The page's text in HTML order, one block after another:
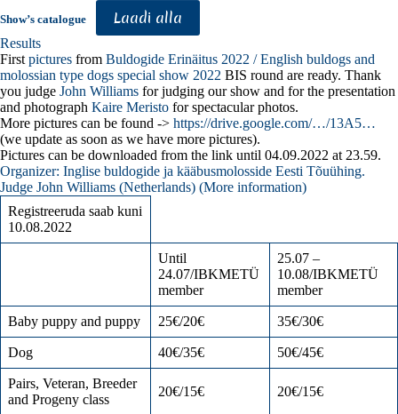
Show’s catalogue Laadi alla
Results
First pictures from Buldogide Erinäitus 2022 / English buldogs and
molossian type dogs special show 2022 BIS round are ready. Thank
you judge John Williams for judging our show and for the presentation
and photograph Kaire Meristo for spectacular photos.
More pictures can be found -> https://drive.google.com/…/13A5…
(we update as soon as we have more pictures).
Pictures can be downloaded from the link until 04.09.2022 at 23.59.
Organizer: Inglise buldogide ja kääbusmolosside Eesti Tõuühing.
Judge John Williams (Netherlands) (More information)
Registreeruda saab kuni
10.08.2022
Until
24.07/IBKMETÜ
member
25.07 –
10.08/IBKMETÜ
member
Baby puppy and puppy 25€/20€ 35€/30€
Dog 40€/35€ 50€/45€
Pairs, Veteran, Breeder
and Progeny class
20€/15€ 20€/15€